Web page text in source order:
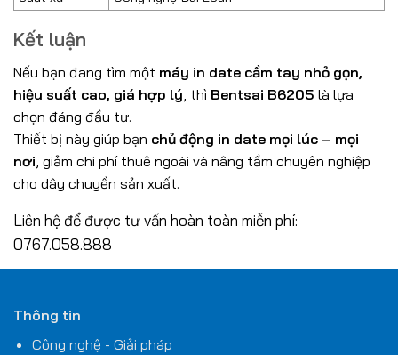
Kết luận
Nếu bạn đang tìm một máy in date cầm tay nhỏ gọn,
hiệu suất cao, giá hợp lý, thì Bentsai B6205 là lựa
chọn đáng đầu tư.
Thiết bị này giúp bạn chủ động in date mọi lúc – mọi
nơi, giảm chi phí thuê ngoài và nâng tầm chuyên nghiệp
cho dây chuyền sản xuất.
Liên hệ để được tư vấn hoàn toàn miễn phí:
0767.058.888
Thông tin
Công nghệ - Giải pháp